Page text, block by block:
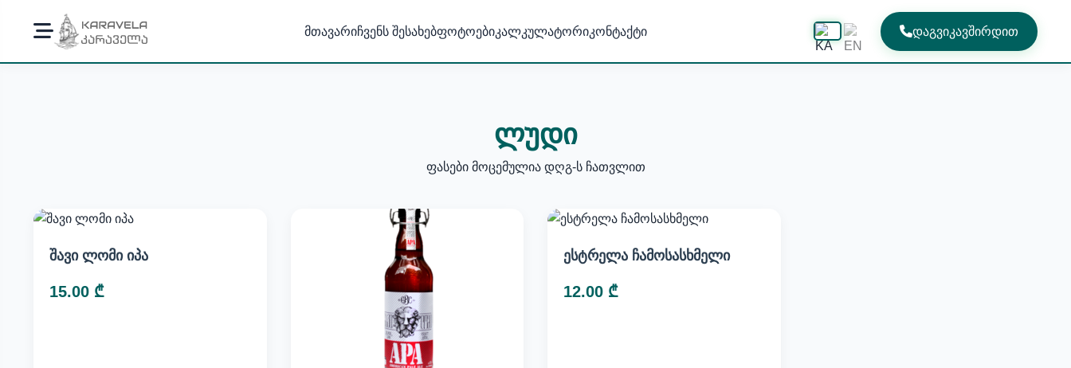
მთავარიჩვენს შესახებფოტოებიკალკულატორიკონტაქტი დაგვიკავშირდით
ლუდი
ფასები მოცემულია დღგ-ს ჩათვლით
შავი ლომი იპა
15.00 ₾
ესტრელა ჩამოსასხმელი
12.00 ₾